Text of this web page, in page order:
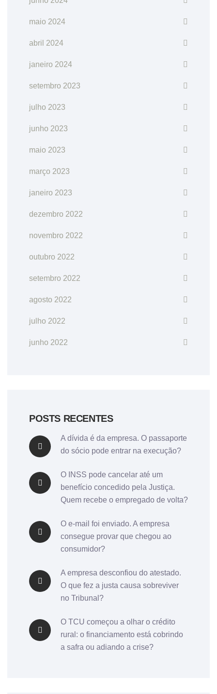
maio 2024
abril 2024
janeiro 2024
setembro 2023
julho 2023
junho 2023
maio 2023
março 2023
janeiro 2023
dezembro 2022
novembro 2022
outubro 2022
setembro 2022
agosto 2022
julho 2022
junho 2022
POSTS RECENTES
A dívida é da empresa. O passaporte
do sócio pode entrar na execução?
O INSS pode cancelar até um
benefício concedido pela Justiça.
Quem recebe o empregado de volta?
O e-mail foi enviado. A empresa
consegue provar que chegou ao
consumidor?
A empresa desconfiou do atestado.
O que fez a justa causa sobreviver
no Tribunal?
O TCU começou a olhar o crédito
rural: o financiamento está cobrindo
a safra ou adiando a crise?